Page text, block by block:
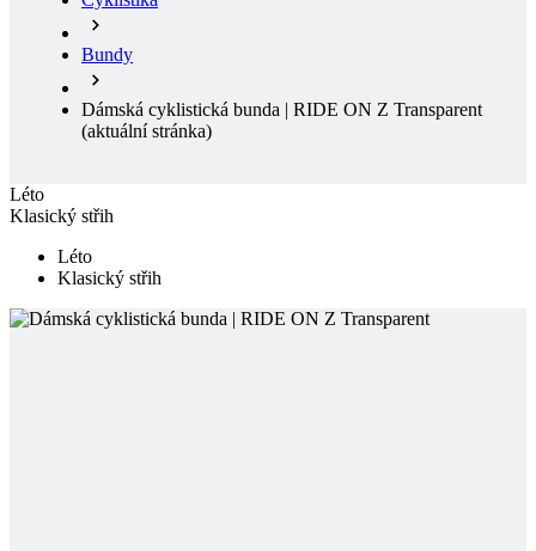
Dámská cyklistická bunda | RIDE ON Z Transparent
(aktuální stránka)
Klasický střih